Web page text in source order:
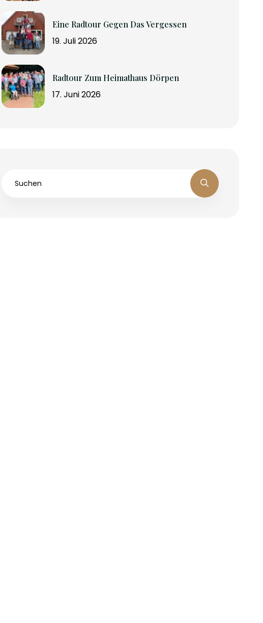
Eine Radtour Gegen Das Vergessen
19. Juli 2026
Radtour Zum Heimathaus Dörpen
17. Juni 2026